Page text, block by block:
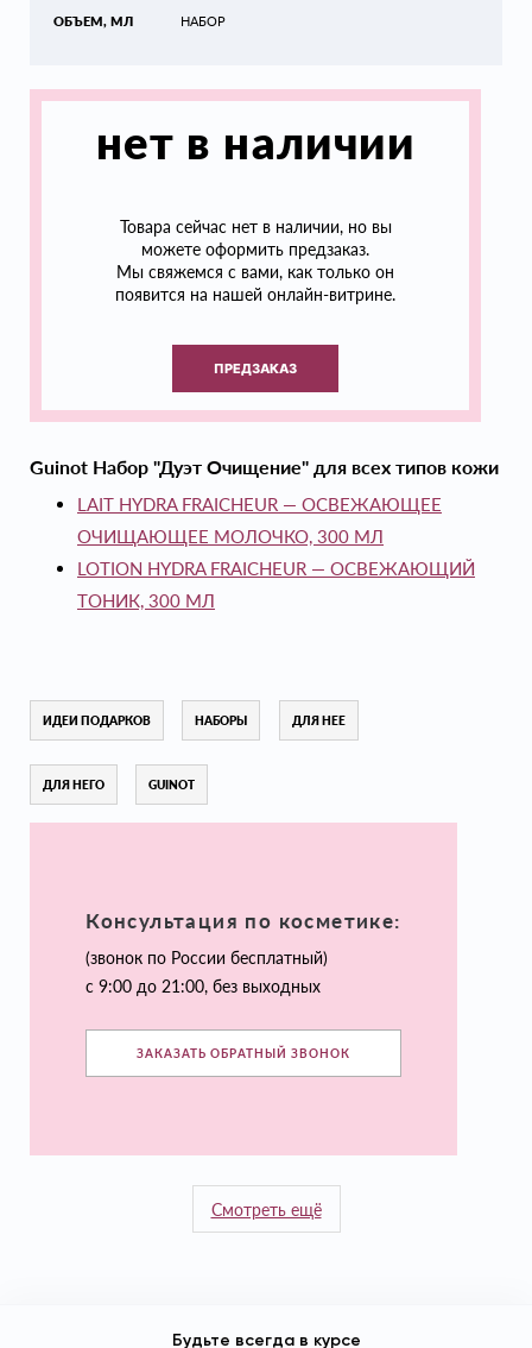
ОБЪЕМ, МЛ НАБОР
нет в наличии
Товара сейчас нет в наличии, но вы
можете оформить предзаказ.
Мы свяжемся с вами, как только он
появится на нашей онлайн-витрине.
ПРЕДЗАКАЗ
Guinot Набор "Дуэт Очищение" для всех типов кожи
LAIT HYDRA FRAICHEUR — ОСВЕЖАЮЩЕЕ
ОЧИЩАЮЩЕЕ МОЛОЧКО, 300 МЛ
LOTION HYDRA FRAICHEUR — ОСВЕЖАЮЩИЙ
ТОНИК, 300 МЛ
ИДЕИ ПОДАРКОВ НАБОРЫ ДЛЯ НЕЕ
ДЛЯ НЕГО GUINOT
Консультация по косметике:
(звонок по России бесплатный)
с 9:00 до 21:00, без выходных
ЗАКАЗАТЬ ОБРАТНЫЙ ЗВОНОК
Смотреть ещё
Будьте всегда в курсе